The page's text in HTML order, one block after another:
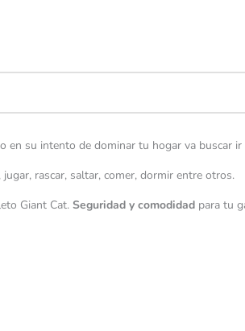
su intento de dominar tu hogar va buscar ir
rascar, saltar, comer, dormir entre otros.
Giant Cat. Seguridad y comodidad para tu